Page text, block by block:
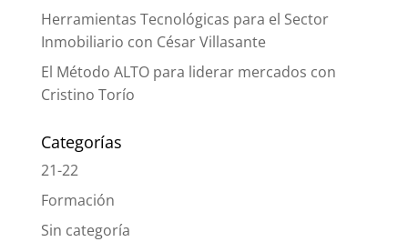
Herramientas Tecnológicas para el Sector
Inmobiliario con César Villasante
El Método ALTO para liderar mercados con
Cristino Torío
Categorías
21-22
Formación
Sin categoría